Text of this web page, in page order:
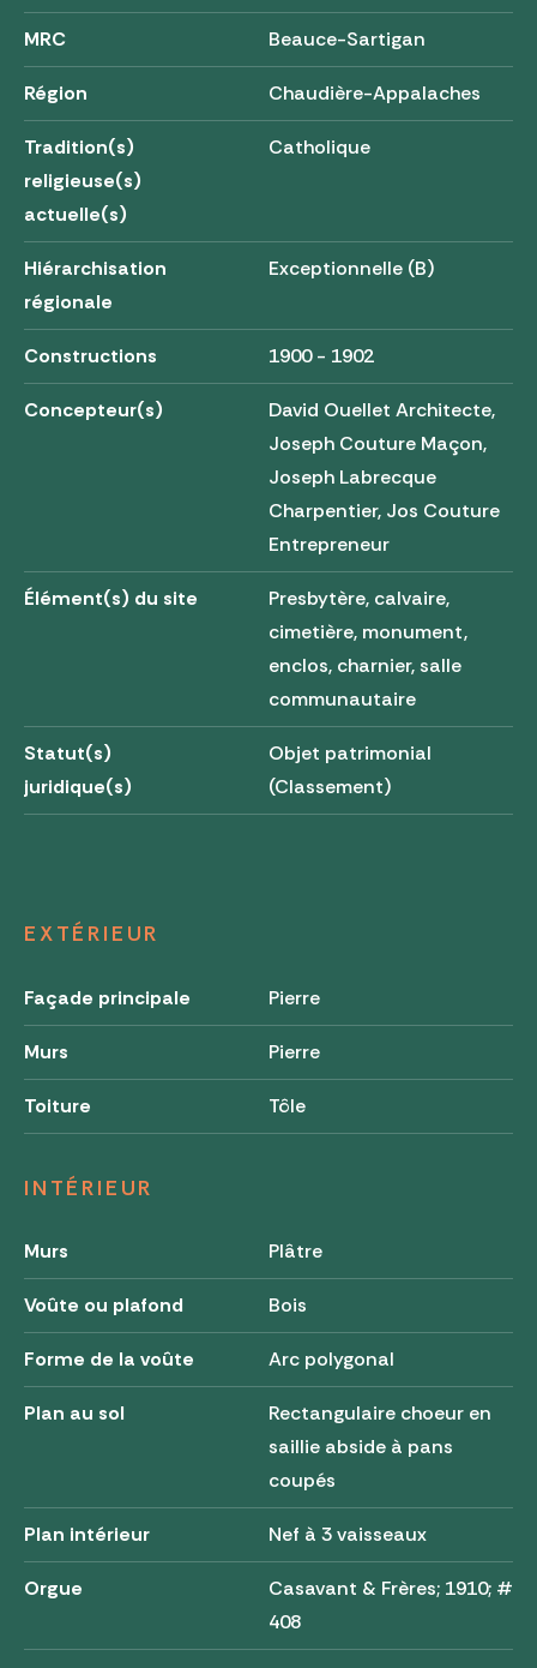
MRC Beauce-Sartigan
Région Chaudière-Appalaches
Tradition(s)
religieuse(s)
actuelle(s)
Catholique
Hiérarchisation
régionale
Exceptionnelle (B)
Constructions 1900 - 1902
Concepteur(s)
David Ouellet Architecte,
Joseph Couture Maçon,
Joseph Labrecque
Charpentier, Jos Couture
Entrepreneur
Élément(s) du site
Presbytère, calvaire,
cimetière, monument,
enclos, charnier, salle
communautaire
Statut(s)
juridique(s)
Objet patrimonial
(Classement)
EXTÉRIEUR
Façade principale Pierre
Murs Pierre
Toiture Tôle
INTÉRIEUR
Murs Plâtre
Voûte ou plafond Bois
Forme de la voûte Arc polygonal
Plan au sol
Rectangulaire choeur en
saillie abside à pans
coupés
Plan intérieur Nef à 3 vaisseaux
Orgue
Casavant & Frères; 1910; #
408